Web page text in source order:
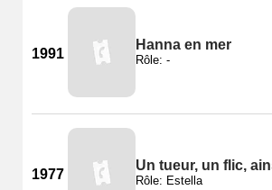
1991
Hanna en mer
Rôle: -
1977
Un tueur, un flic,
Rôle: Estella